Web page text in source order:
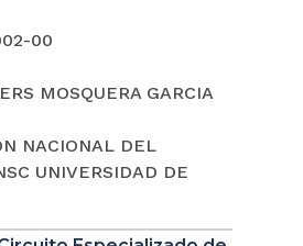
00
MOSQUERA GARCIA
NACIONAL DEL
UNIVERSIDAD DE